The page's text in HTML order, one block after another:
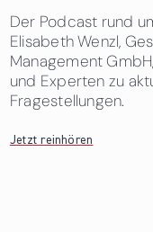
Der Podcast rund
Elisabeth Wenzl,
Management
und Experten zu
Fragestellungen.
Jetzt reinhören